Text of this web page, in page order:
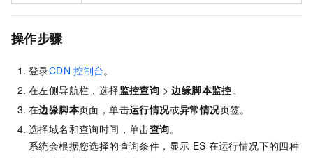
操作步骤
登录CDN 控制台。
在左侧导航栏，选择监控查询 >边缘脚本监控。
在边缘脚本页面，单击运行情况或异常情况页签。
选择域名和查询时间，单击查询。
系统会根据您选择的查询条件，显示 ES 在运行情况下的四种